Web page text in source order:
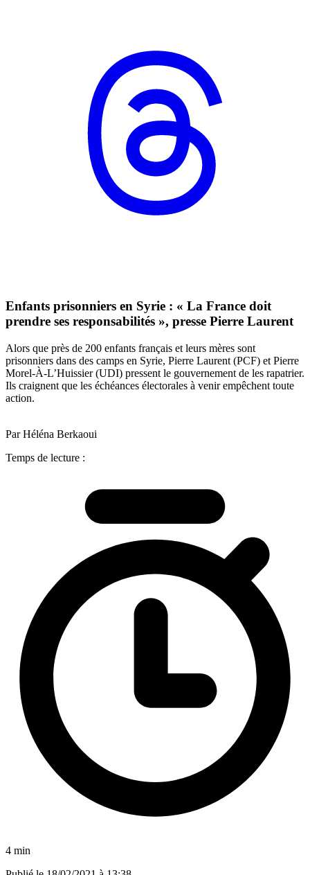
Enfants prisonniers en Syrie : « La France doit
prendre ses responsabilités », presse Pierre Laurent
Alors que près de 200 enfants français et leurs mères sont
prisonniers dans des camps en Syrie, Pierre Laurent (PCF) et Pierre
Morel-À-L’Huissier (UDI) pressent le gouvernement de les rapatrier.
Ils craignent que les échéances électorales à venir empêchent toute
action.
Par Héléna Berkaoui
Temps de lecture :
4 min